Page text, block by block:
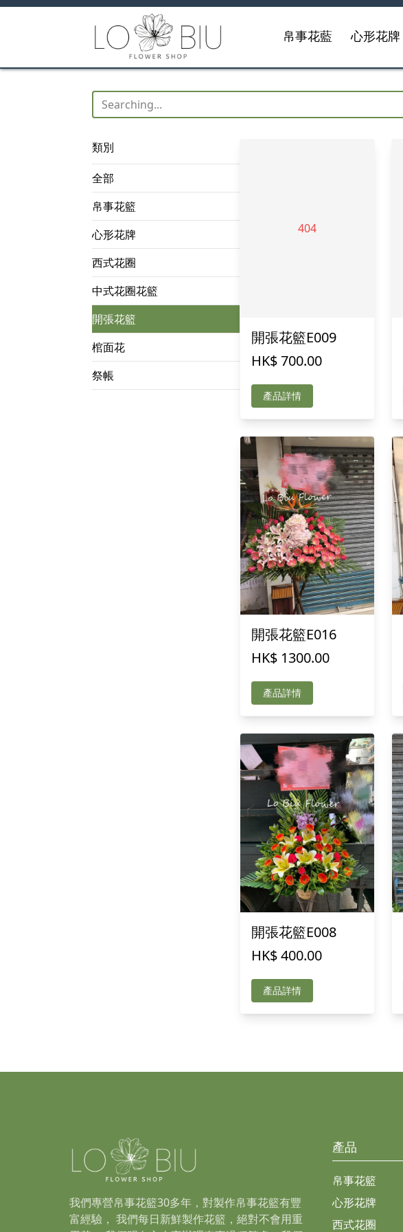
帛事花藍 心形花牌
類別
全部
帛事花籃
心形花牌
西式花圈
中式花圈花籃
開張花籃
棺面花
祭帳
開張花籃E009
HK$ 700.00
產品詳情
開張花籃E016
HK$ 1300.00
產品詳情
開張花籃E008
HK$ 400.00
產品詳情
我們專營帛事花籃30多年，對製作帛事花籃有豐
富經驗， 我們每日新鮮製作花籃，絕對不會用重
產品
帛事花籃
心形花牌
西式花圈